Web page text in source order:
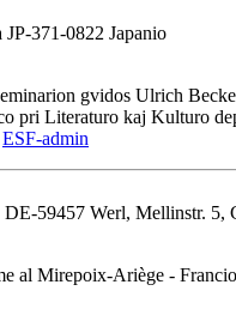
371-0822 Japanio
gvidos Ulrich
pri Literaturo kaj Kulturo
ESF-admin
59457 Werl, Mellinstr. 5,
al Mirepoix-Ariège -